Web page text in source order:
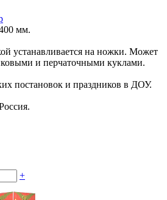
мм.
устанавливается на ножки. Может
и перчаточными куклами.
постановок и праздников в ДОУ.
Россия.
+